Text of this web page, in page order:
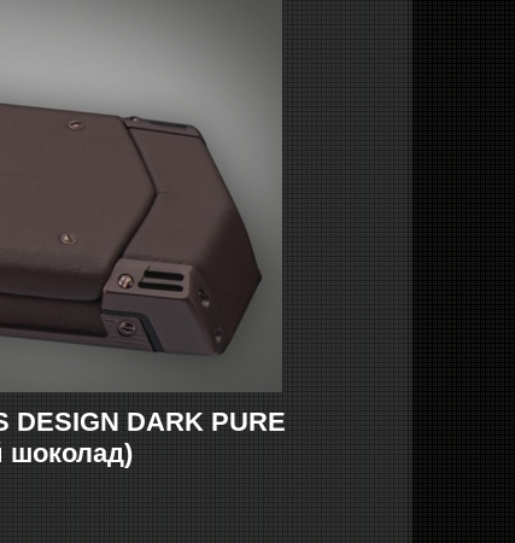
DARK PURE
шоколад)